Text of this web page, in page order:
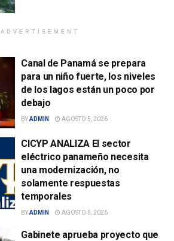
ADVERTISEMENT
Canal de Panamá se prepara
para un niño fuerte, los niveles
de los lagos están un poco por
debajo
BYADMIN AGOSTO 5, 2026
CICYP ANALIZA El sector
eléctrico panameño necesita
una modernización, no
solamente respuestas
temporales
BYADMIN AGOSTO 5, 2026
Gabinete aprueba proyecto que